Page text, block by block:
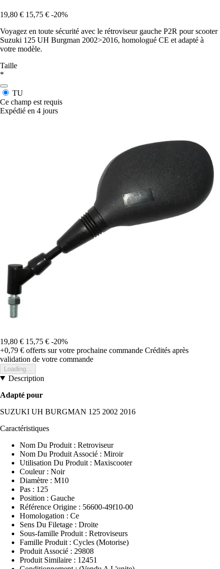
19,80 € 15,75 € -20%
Voyagez en toute sécurité avec le rétroviseur gauche P2R pour scooter
Suzuki 125 UH Burgman 2002>2016, homologué CE et adapté à
votre modèle.
Taille
*
TU
Ce champ est requis
Expédié en 4 jours
19,80 € 15,75 € -20%
+0,79 € offerts sur votre prochaine commande Crédités après
validation de votre commande
Loading...
Description
Adapté pour
SUZUKI UH BURGMAN 125 2002 2016
Caractéristiques
Nom Du Produit : Retroviseur
Nom Du Produit Associé : Miroir
Utilisation Du Produit : Maxiscooter
Couleur : Noir
Diamètre : M10
Pas : 125
Position : Gauche
Référence Origine : 56600-49f10-00
Homologation : Ce
Sens Du Filetage : Droite
Sous-famille Produit : Retroviseurs
Famille Produit : Cycles (Motorise)
Produit Associé : 29808
Produit Similaire : 12451